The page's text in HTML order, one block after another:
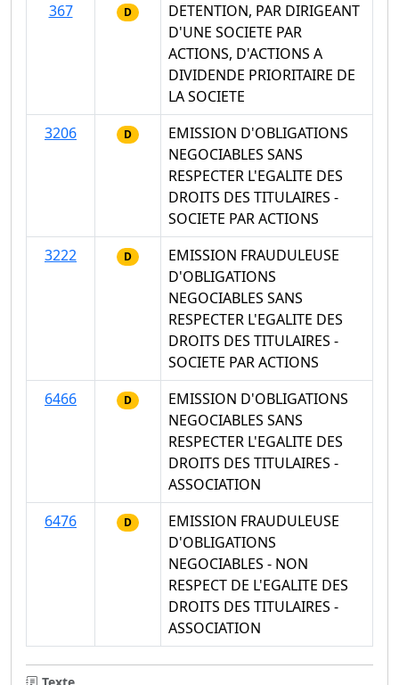
367
D
DETENTION, PAR DIRIGEANT
D'UNE SOCIETE PAR
ACTIONS, D'ACTIONS A
DIVIDENDE PRIORITAIRE DE
LA SOCIETE
3206
D
EMISSION D'OBLIGATIONS
NEGOCIABLES SANS
RESPECTER L'EGALITE DES
DROITS DES TITULAIRES -
SOCIETE PAR ACTIONS
3222
D
EMISSION FRAUDULEUSE
D'OBLIGATIONS
NEGOCIABLES SANS
RESPECTER L'EGALITE DES
DROITS DES TITULAIRES -
SOCIETE PAR ACTIONS
6466
D
EMISSION D'OBLIGATIONS
NEGOCIABLES SANS
RESPECTER L'EGALITE DES
DROITS DES TITULAIRES -
ASSOCIATION
6476
D
EMISSION FRAUDULEUSE
D'OBLIGATIONS
NEGOCIABLES - NON
RESPECT DE L'EGALITE DES
DROITS DES TITULAIRES -
ASSOCIATION